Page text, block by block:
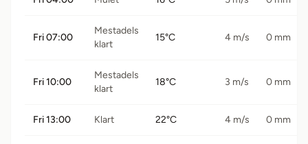
Fri 07:00
Mestadels
klart
15°C 4 m/s 0 mm
Fri 10:00
Mestadels
klart
18°C 3 m/s 0 mm
Fri 13:00 Klart 22°C 4 m/s 0 mm